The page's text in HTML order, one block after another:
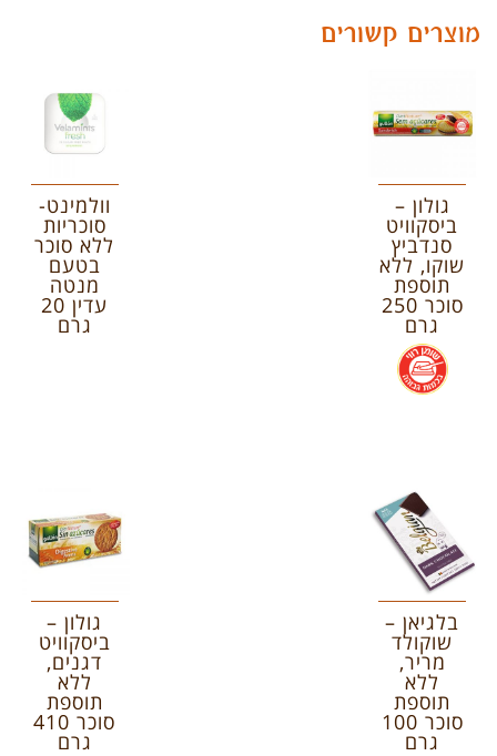
מוצרים קשורים
גולון –
ביסקוויט
סנדביץ
שוקו, ללא
תוספת
סוכר 250
גרם
.
וולמינט-
סוכריות
ללא סוכר
בטעם
מנטה
עדין 20
גרם
בלגיאן –
שוקולד
מריר,
ללא
תוספת
סוכר 100
גרם
גולון –
ביסקוויט
דגנים,
ללא
תוספת
סוכר 410
גרם